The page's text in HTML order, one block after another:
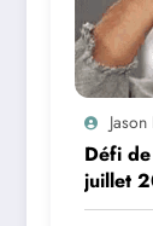
Défi
juillet